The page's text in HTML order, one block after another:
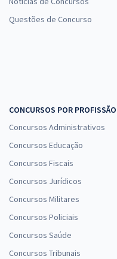
Questões de Concurso
CONCURSOS POR PROFISSÃO
Concursos Administrativos
Concursos Educação
Concursos Fiscais
Concursos Jurídicos
Concursos Militares
Concursos Policiais
Concursos Saúde
Concursos Tribunais